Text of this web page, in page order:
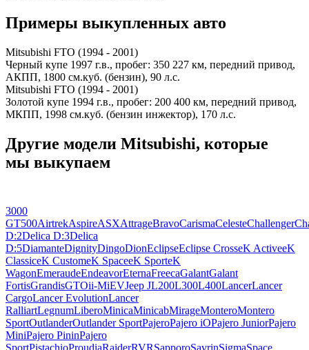
Примеры выкупленных авто
Mitsubishi FTO (1994 - 2001)
Черный купе 1997 г.в., пробег: 350 227 км, передний привод,
АКПП, 1800 см.куб. (бензин), 90 л.с.
Mitsubishi FTO (1994 - 2001)
Золотой купе 1994 г.в., пробег: 200 400 км, передний привод,
МКПП, 1998 см.куб. (бензин инжектор), 170 л.с.
Другие модели Mitsubishi, которые
мы выкупаем
3000
GT500AirtrekAspireASXAttrageBravoCarismaCelesteChallenger
D:2Delica D:3Delica
D:5DiamanteDignityDingoDionEclipseEclipse CrosseK ActiveeK
ClassiceK CustomeK SpaceeK SporteK
WagonEmeraudeEndeavorEternaFreecaGalantGalant
FortisGrandisGTOii-MiEVJeep JL200L300L400LancerLancer
CargoLancer EvolutionLancer
RalliartLegnumLiberoMinicaMinicabMirageMonteroMontero
SportOutlanderOutlander SportPajeroPajero iOPajero JuniorPajero
MiniPajero PininPajero
SportPistachioProudiaRaiderRVRSapporoSavrinSigmaSpace